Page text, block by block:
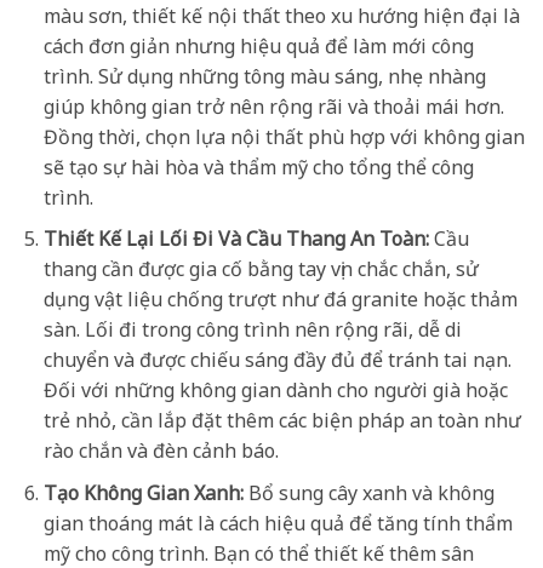
màu sơn, thiết kế nội thất theo xu hướng hiện đại là
cách đơn giản nhưng hiệu quả để làm mới công
trình. Sử dụng những tông màu sáng, nhẹ nhàng
giúp không gian trở nên rộng rãi và thoải mái hơn.
Đồng thời, chọn lựa nội thất phù hợp với không gian
sẽ tạo sự hài hòa và thẩm mỹ cho tổng thể công
trình.
Thiết Kế Lại Lối Đi Và Cầu Thang An Toàn:Cầu
thang cần được gia cố bằng tay vịn chắc chắn, sử
dụng vật liệu chống trượt như đá granite hoặc thảm
sàn. Lối đi trong công trình nên rộng rãi, dễ di
chuyển và được chiếu sáng đầy đủ để tránh tai nạn.
Đối với những không gian dành cho người già hoặc
trẻ nhỏ, cần lắp đặt thêm các biện pháp an toàn như
rào chắn và đèn cảnh báo.
Tạo Không Gian Xanh:Bổ sung cây xanh và không
gian thoáng mát là cách hiệu quả để tăng tính thẩm
mỹ cho công trình. Bạn có thể thiết kế thêm sân